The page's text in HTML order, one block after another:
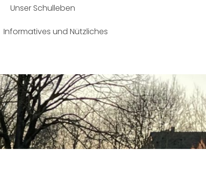
Unser Schulleben
Informatives und Nützliches